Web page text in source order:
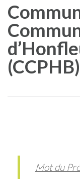
(CCPHB)
Mot du